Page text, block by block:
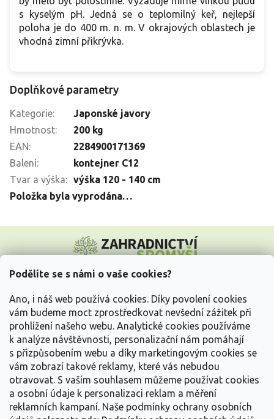
Podělíte se s námi o vaše cookies?
Ano, i náš web používá cookies. Díky povolení cookies
vám budeme moct zprostředkovat nevšední zážitek při
prohlížení našeho webu. Analytické cookies používáme
k analýze návštěvnosti, personalizační nám pomáhají
s přizpůsobením webu a díky marketingovým cookies se
vám zobrazí takové reklamy, které vás nebudou
otravovat. S vaším souhlasem můžeme používat cookies
a osobní údaje k personalizaci reklam a měření
reklamních kampaní. Naše podmínky ochrany osobních
s kyselým pH. Jedná se o teplomilný keř, nejlepší
poloha je do 400 m. n. m. V okrajových oblastech je
vhodná zimní přikrývka.
Doplňkové parametry
Kategorie:
Japonské javory
Hmotnost:
200 kg
EAN:
2284900171369
Balení:
kontejner C12
Tvar a výška: výška 120 - 140 cm
Položka byla vyprodána…
p
Vše o nákupu
Informace pro Vás
Kontakujte nás